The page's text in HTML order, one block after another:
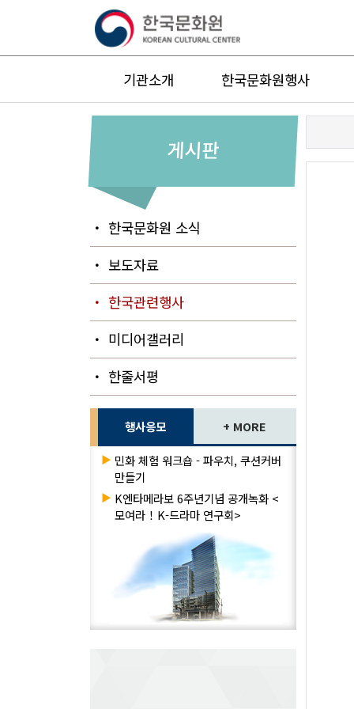
기관소개 한국문화원행사
게시판
・ 한국문화원 소식
・ 보도자료
・ 한국관련행사
・ 미디어갤러리
・ 한줄서평
행사응모 + MORE
▶ 민화 체험 워크숍 - 파우치, 쿠션커버
만들기
▶ K엔타메라보 6주년기념 공개녹화 <
모여라！K-드라마 연구회>